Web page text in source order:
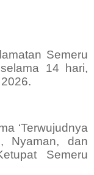
Semeru
14 hari,
‘Terwujudnya
Nyaman, dan
Semeru